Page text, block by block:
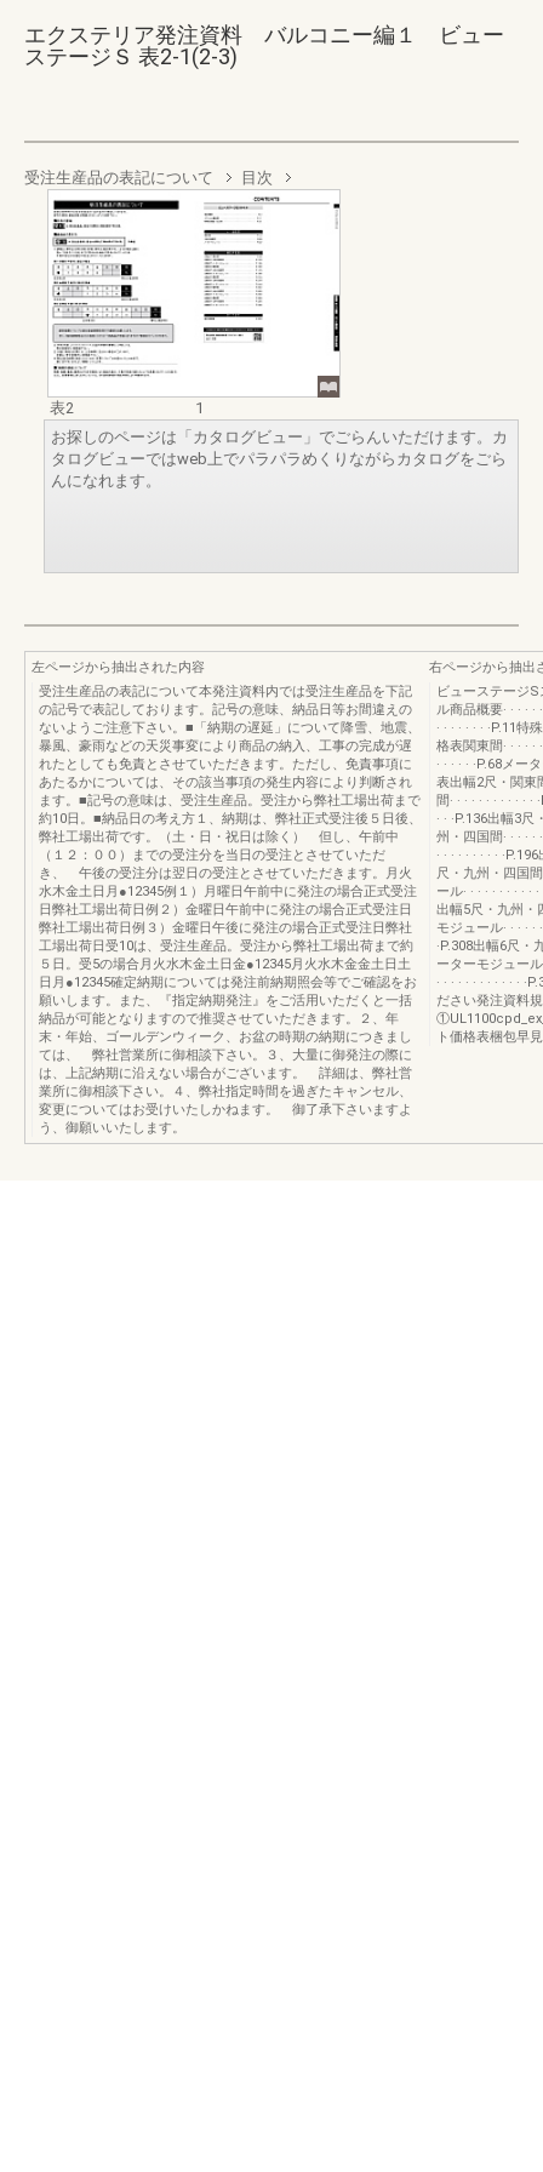
エクステリア発注資料 バルコニー編１ ビュー
ステージＳ 表2-1(2-3)
受注生産品の表記について 目次
表2
1
お探しのページは「カタログビュー」でごらんいただけます。カ
タログビューではweb上でパラパラめくりながらカタログをごら
んになれます。
左ページから抽出された内容
受注生産品の表記について本発注資料内では受注生産品を下記
の記号で表記しております。記号の意味、納品日等お間違えの
ないようご注意下さい。■「納期の遅延」について降雪、地震、
暴風、豪雨などの天災事変により商品の納入、工事の完成が遅
れたとしても免責とさせていただきます。ただし、免責事項に
あたるかについては、その該当事項の発生内容により判断され
ます。■記号の意味は、受注生産品。受注から弊社工場出荷まで
約10日。■納品日の考え方１、納期は、弊社正式受注後５日後、
弊社工場出荷です。（土・日・祝日は除く） 但し、午前中
（１２：００）までの受注分を当日の受注とさせていただ
き、 午後の受注分は翌日の受注とさせていただきます。月火
水木金土日月●12345例１）月曜日午前中に発注の場合正式受注
日弊社工場出荷日例２）金曜日午前中に発注の場合正式受注日
弊社工場出荷日例３）金曜日午後に発注の場合正式受注日弊社
工場出荷日受10は、受注生産品。受注から弊社工場出荷まで約
５日。受5の場合月火水木金土日金●12345月火水木金金土日土
日月●12345確定納期については発注前納期照会等でご確認をお
願いします。また、『指定納期発注』をご活用いただくと一括
納品が可能となりますので推奨させていただきます。２、年
末・年始、ゴールデンウィーク、お盆の時期の納期につきまし
ては、 弊社営業所に御相談下さい。３、大量に御発注の際に
は、上記納期に沿えない場合がございます。 詳細は、弊社営
業所に御相談下さい。４、弊社指定時間を過ぎたキャンセル、
変更についてはお受けいたしかねます。 御了承下さいますよ
う、御願いいたします。
右ページから抽出
ビューステージ
ル商品概要· · · · ·
· · · · · · · ·P.11
格表関東間· · · · · ·
· · · · · ·P.68メー
表出幅2尺・関東間
間· · · · · · · · · ·
· · ·P.136出幅3尺
州・四国間· · · ·
· · · · · · · · ·
尺・九州・四国間·
ール· · · · · · · · ·
出幅5尺・九州・四
モジュール· · · · ·
·P.308出幅6尺・九
ーターモジュール·
· · · · · · · · · ·
ださい発注資料
ト価格表梱包早